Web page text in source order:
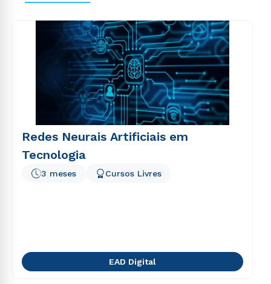
consequuntur magni dolores eos qui ratione
voluptatem sequi nesciunt.
Redes Neurais Artificiais em
Tecnologia
3 meses Cursos Livres
EAD Digital